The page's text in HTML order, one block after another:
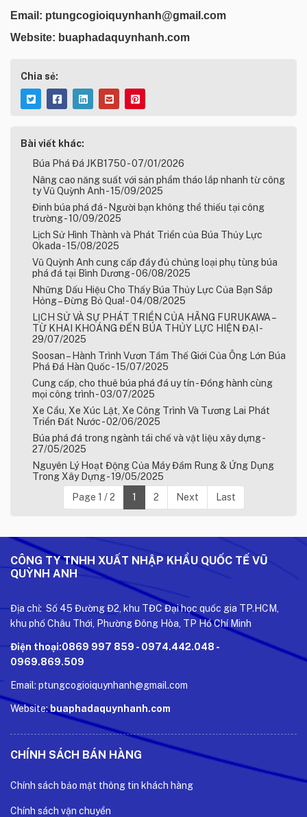
Email: ptungcogioiquynhanh@gmail.com
Website: buaphadaquynhanh.com
Chia sẻ:
Bài viết khác:
Búa Phá Đá JKB1750 - 07/01/2026
Nâng cao năng suất với sản phẩm tháo lắp nhanh từ công
ty Vũ Quỳnh Anh - 15/09/2025
Đinh búa phá đá - Người bạn không thể thiếu tại công
trường - 10/09/2025
Lịch Sử Hình Thành và Phát Triển của Búa Thủy Lực
Okada - 15/08/2025
Vũ Quỳnh Anh cung cấp đầy đủ chủng loại phụ tùng búa
phá đá tại Bình Dương - 06/08/2025
Những Dấu Hiệu Cho Thấy Búa Thủy Lực Của Bạn Sắp
Hỏng – Đừng Bỏ Qua! - 04/08/2025
LỊCH SỬ VÀ SỰ PHÁT TRIỂN CỦA HÃNG FURUKAWA –
TỪ KHAI KHOÁNG ĐẾN BÚA THỦY LỰC HIỆN ĐẠI -
29/07/2025
Soosan – Hành Trình Vươn Tầm Thế Giới Của Ông Lớn Búa
Phá Đá Hàn Quốc - 15/07/2025
Cung cấp, cho thuê búa phá đá uy tín - Đồng hành cùng
mọi công trình - 03/07/2025
Xe Cẩu, Xe Xúc Lật, Xe Công Trình Và Tương Lai Phát
Triển Đất Nước - 02/06/2025
Búa phá đá trong ngành tái chế và vật liệu xây dựng -
27/05/2025
Nguyên Lý Hoạt Động Của Máy Đầm Rung & Ứng Dụng
Trong Xây Dựng - 19/05/2025
Page 1 / 2
1 2 Next Last
CÔNG TY TNHH XUẤT NHẬP KHẨU QUỐC TẾ VŨ
QUỲNH ANH
Địa chỉ: Số 45 Đường Đ2, khu TĐC Đại học quốc gia TP.HCM,
khu phố Châu Thới, Phường Đông Hòa, TP Hồ Chí Minh
Điện thoại:0869 997 859 - 0974.442.048 -
0969.869.509
Email: ptungcogioiquynhanh@gmail.com
Website:buaphadaquynhanh.com
CHÍNH SÁCH BÁN HÀNG
Chính sách bảo mật thông tin khách hàng
Chính sách vận chuyển